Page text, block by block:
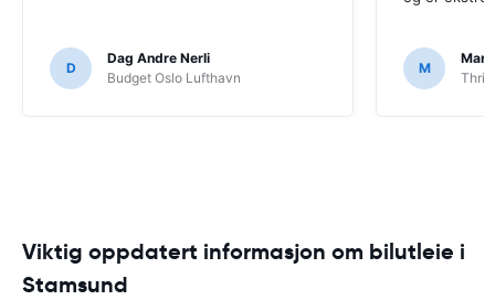
D
Dag Andre Nerli
Budget Oslo Lufthavn
M
Viktig oppdatert informasjon om bilutleie i
Stamsund